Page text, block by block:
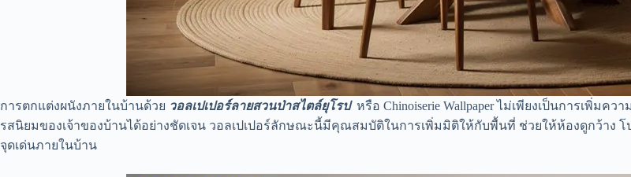
การตกแต่งผนังภายในบ้านด้วย วอลเปเปอร์ลายสวนป่าสไตล์ยุโรปหรือ Chinoiserie Wallpaper ไม่เพียงเป็นการเพิ่ม
รสนิยมของเจ้าของบ้านได้อย่างชัดเจน วอลเปเปอร์ลักษณะนี้มีคุณสมบัติในการเพิ่มมิติให้กับพื้นที่ ช่วยให้ห้องดูกว้าง
จุดเด่นภายในบ้าน